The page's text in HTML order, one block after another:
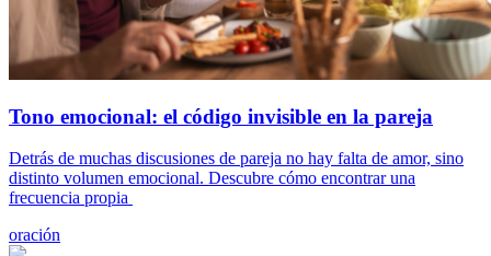
Tono emocional: el código invisible en la pareja
Detrás de muchas discusiones de pareja no hay falta de amor, sino
distinto volumen emocional. Descubre cómo encontrar una
frecuencia propia
oración